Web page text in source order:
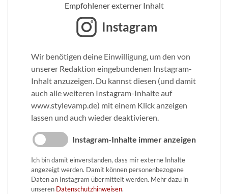
Empfohlener externer Inhalt
Instagram
Wir benötigen deine Einwilligung, um den von
unserer Redaktion eingebundenen Instagram-
Inhalt anzuzeigen. Du kannst diesen (und damit
auch alle weiteren Instagram-Inhalte auf
www.stylevamp.de) mit einem Klick anzeigen
lassen und auch wieder deaktivieren.
Instagram-Inhalte immer anzeigen
Ich bin damit einverstanden, dass mir externe Inhalte
angezeigt werden. Damit können personenbezogene
Daten an Instagram übermittelt werden. Mehr dazu in
unseren Datenschutzhinweisen.